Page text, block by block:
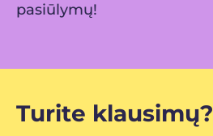
pasiūlymų!
Turite klausimų?